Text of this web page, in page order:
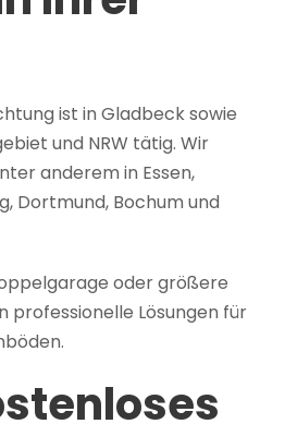
ist in Gladbeck sowie
und NRW tätig. Wir
anderem in Essen,
Dortmund, Bochum und
oder größere
professionelle Lösungen für